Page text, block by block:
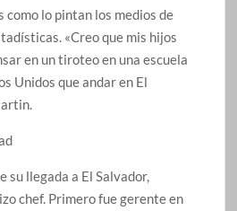
como lo pintan los medios de
«Creo que mis hijos
en un tiroteo en una escuela
Unidos que andar en El
su llegada a El Salvador,
chef. Primero fue gerente en